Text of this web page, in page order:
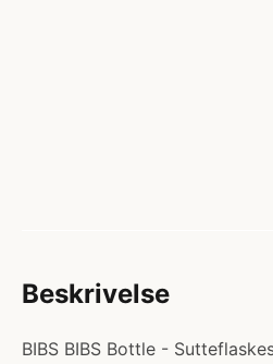
Beskrivelse
BIBS BIBS Bottle -